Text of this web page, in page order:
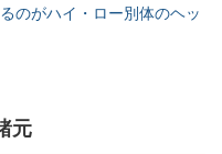
のがハイ・ロー別体のヘッ
元